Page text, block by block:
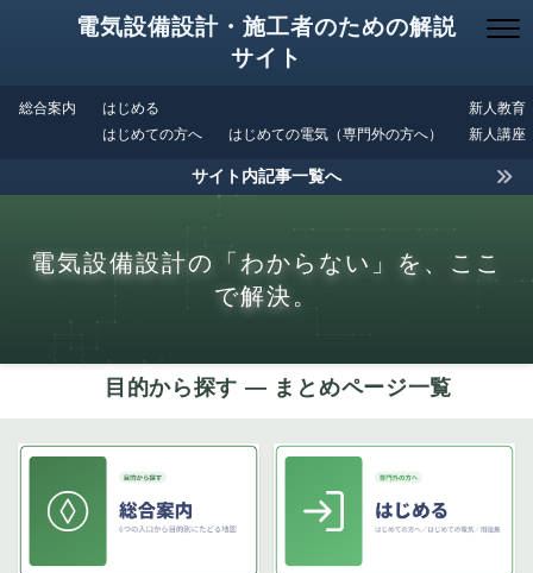
電気設備設計・施工者のための解説
サイト
総合案内
はじめる
はじめての方へ
はじめての電気（専門外の方へ）
新人教育
新人講座
サイト内記事一覧へ
電気設備設計の「わからない」を、ここ
で解決。